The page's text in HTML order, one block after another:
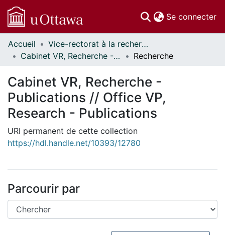
Se connecter
Communautés
et collections
Statistiques
À propos
Accueil
Vice-rectorat à la recherche // Office of the V-P, Research
Cabinet VR, Recherche - Publications // Office VP, Research - Publications
Recherche
Cabinet VR, Recherche -
Publications // Office VP,
Research - Publications
URI permanent de cette collection
https://hdl.handle.net/10393/12780
Parcourir par